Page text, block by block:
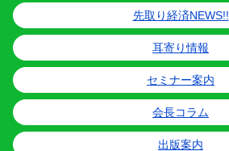
先取り経済NEWS!!
耳寄り情報
セミナー案内
会長コラム
出版案内